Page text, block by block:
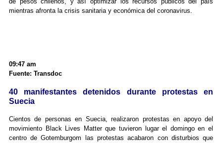
mientras afronta la crisis sanitaria y económica del coronavirus.
09:47 am
Fuente: Transdoc
40 manifestantes detenidos durante protestas en
Suecia
Cientos de personas en Suecia, realizaron protestas en apoyo del
movimiento Black Lives Matter que tuvieron lugar el domingo en el
centro de Gotemburgom las protestas acabaron con disturbios que